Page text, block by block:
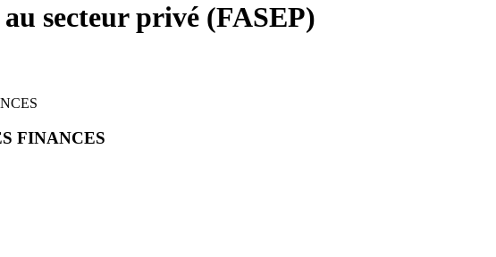
secteur privé (FASEP)
FINANCES